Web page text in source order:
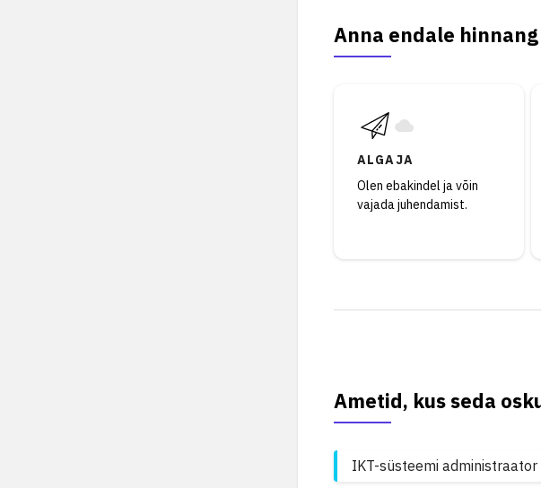
Anna endale hinnang
ALGAJA
Olen ebakindel ja võin
vajada juhendamist.
Ametid, kus seda
IKT-süsteemi administraator